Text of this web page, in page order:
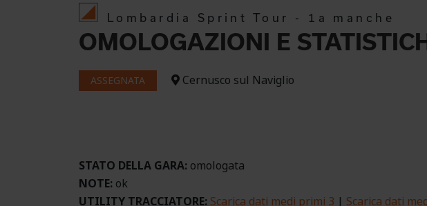
Lombardia Sprint Tour - 1a manche
OMOLOGAZIONI E
ASSEGNATA Cernusco sul Naviglio
STATO DELLA GARA: omologata
NOTE: ok
UTILITY TRACCIATORE: Scarica dati medi primi 3 | Scarica dati